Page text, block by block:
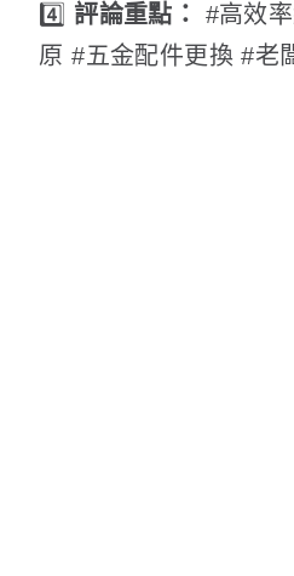
4️⃣ 評論重點：
#高效
原 #五金配件更換 #老